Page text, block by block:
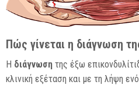
Πώς γίνεται η διάγνωση
Η διάγνωση της έξω
κλινική εξέταση και με τη λήψη